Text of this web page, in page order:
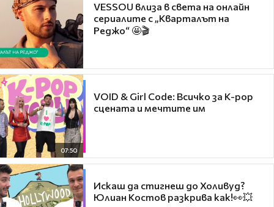
VESSOU влиза в света на онлайн
сериалите с „Кварталът на
Реджо“ 🤩🎬
07:50
VOID & Girl Code: Всичко за K-pop
сцената и мечтите им
Искаш да стигнеш до Холивуд?
Юлиан Костов разкрива как!👀💥